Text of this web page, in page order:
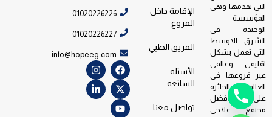
التى تقدمها وهى
المؤسسة
الوحيدة فى
الشرق الاوسط
التى تعمل بشكل
اقليمى وعالمى
عبر فروعها فى
العالم والحائزة
على جائزة افضل
مجتمع علاجى
الإقامة داخل
الفروع
الفريق الطبي
الأسئلة
الشائعة
تواصل معنا
01020226226
01020226227
info@hopeeg.com